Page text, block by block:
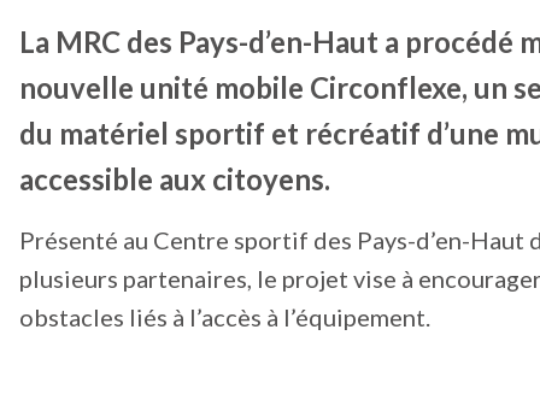
La MRC des Pays-d’en-Haut a
nouvelle unité mobile Circonflexe, un
du matériel sportif et récréatif d’une
accessible aux citoyens.
Présenté au Centre sportif des Pays-d’en-
plusieurs partenaires, le projet vise à
obstacles liés à l’accès à l’équipement.